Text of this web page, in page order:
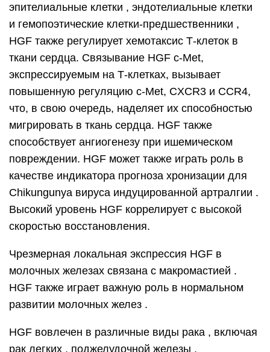
эпителиальные клетки , эндотелиальные клетки
и гемопоэтические клетки-предшественники ,
HGF также регулирует хемотаксис Т-клеток в
ткани сердца. Связывание HGF c-Met,
экспрессируемым на Т-клетках, вызывает
повышенную регуляцию c-Met, CXCR3 и CCR4,
что, в свою очередь, наделяет их способностью
мигрировать в ткань сердца. HGF также
способствует ангиогенезу при ишемическом
повреждении. HGF может также играть роль в
качестве индикатора прогноза хронизации для
Chikungunya вируса индуцированной артралгии .
Высокий уровень HGF коррелирует с высокой
скоростью восстановления.
Чрезмерная локальная экспрессия HGF в
молочных железах связана с макромастией .
HGF также играет важную роль в нормальном
развитии молочных желез .
HGF вовлечен в различные виды рака , включая
рак легких , поджелудочной железы ,